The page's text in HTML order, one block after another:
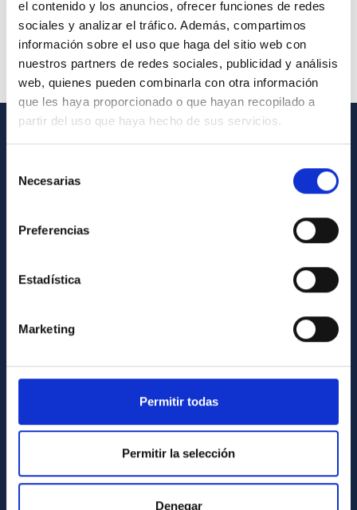
el contenido y los anuncios, ofrecer funciones de redes
sociales y analizar el tráfico. Además, compartimos
información sobre el uso que haga del sitio web con
nuestros partners de redes sociales, publicidad y análisis
web, quienes pueden combinarla con otra información
que les haya proporcionado o que hayan recopilado a
partir del uso que haya hecho de sus servicios.
Necesarias
Preferencias
Estadística
Marketing
Permitir todas
Permitir la selección
Denegar
Contacto
Directorio de personal
INFORMACIÓN INSTITUCIONAL
Legislación
Código ético y política antifraude
Igualdad y diversidad de género
Forever IAC
Medio Ambiente y Sostenibilidad